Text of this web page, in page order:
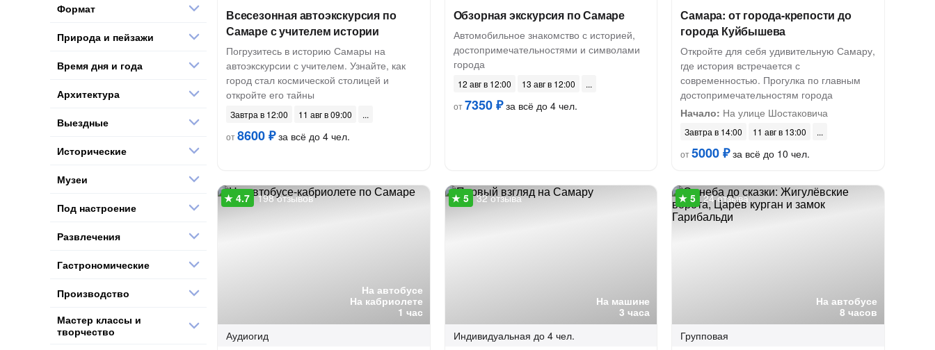
Всесезонная автоэкскурсия по
Самаре с учителем истории
Погрузитесь в историю Самары на
автоэкскурсии с учителем. Узнайте, как
город стал космической столицей и
откройте его тайны
Завтра в 12:00
11 авг в 09:00
от8600 ₽за всё до 4 чел.
Обзорная экскурсия по Самаре
Автомобильное знакомство с историей,
достопримечательностями и символами
города
12 авг в 12:00
13 авг в 12:00
от7350 ₽за всё до 4 чел.
Самара: от города-крепости до
города Куйбышева
Откройте для себя удивительную Самару,
где история встречается с
современностью. Прогулка по главным
достопримечательностям города
Начало: На улице Шостаковича
Завтра в 14:00
11 авг в 13:00
от5000 ₽за всё до 10 чел.
На автобусе
На кабриолете
1 час
198 отзывов
Аудиогид
На машине
3 часа
32 отзыва
Индивидуальная до 4 чел.
На автобусе
8 часов
24 отзыва
Групповая
Формат
Природа и пейзажи
Время дня и года
Архитектура
Выездные
Исторические
Музеи
Под настроение
Развлечения
Гастрономические
Производство
Мастер классы и
творчество